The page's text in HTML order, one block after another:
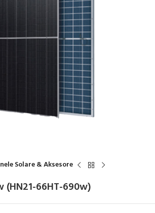
Solare & Aksesore
(HN21-66HT-690w)